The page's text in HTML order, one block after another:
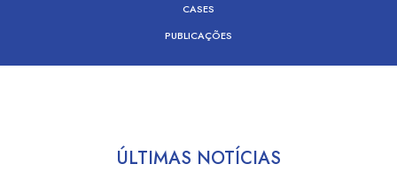
CASES
PUBLICAÇÕES
ÚLTIMAS NOTÍCIAS